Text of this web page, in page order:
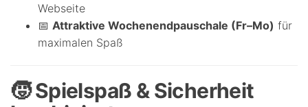
Webseite
📅 Attraktive Wochenendpauschale (Fr–Mo) für
maximalen Spaß
🧒 Spielspaß & Sicherheit